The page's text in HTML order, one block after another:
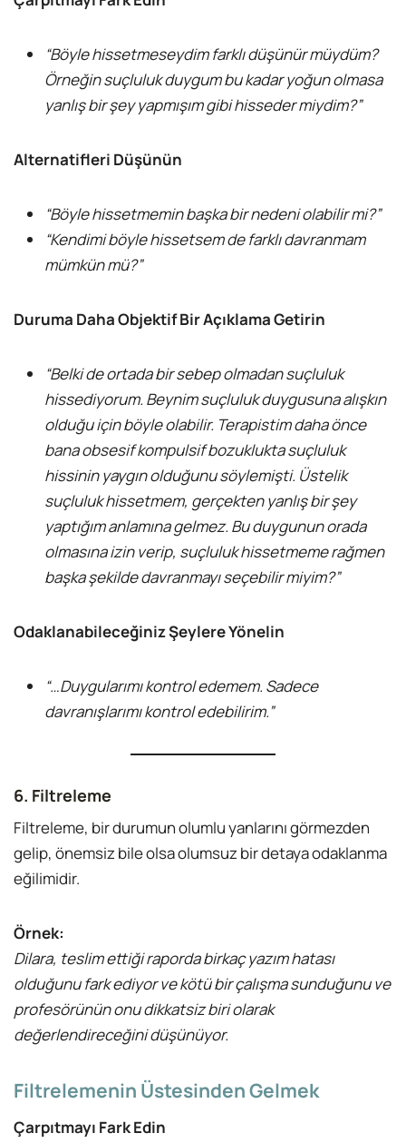
“Böyle hissetmeseydim farklı düşünür müydüm?
Örneğin suçluluk duygum bu kadar yoğun olmasa
yanlış bir şey yapmışım gibi hisseder miydim?”
Alternatifleri Düşünün
“Böyle hissetmemin başka bir nedeni olabilir mi?”
“Kendimi böyle hissetsem de farklı davranmam
mümkün mü?”
Duruma Daha Objektif Bir Açıklama Getirin
“Belki de ortada bir sebep olmadan suçluluk
hissediyorum. Beynim suçluluk duygusuna alışkın
olduğu için böyle olabilir. Terapistim daha önce
bana obsesif kompulsif bozuklukta suçluluk
hissinin yaygın olduğunu söylemişti. Üstelik
suçluluk hissetmem, gerçekten yanlış bir şey
yaptığım anlamına gelmez. Bu duygunun orada
olmasına izin verip, suçluluk hissetmeme rağmen
başka şekilde davranmayı seçebilir miyim?”
Odaklanabileceğiniz Şeylere Yönelin
“…Duygularımı kontrol edemem. Sadece
davranışlarımı kontrol edebilirim.”
6. Filtreleme
Filtreleme, bir durumun olumlu yanlarını görmezden
gelip, önemsiz bile olsa olumsuz bir detaya odaklanma
eğilimidir.
Örnek:
Dilara, teslim ettiği raporda birkaç yazım hatası
olduğunu fark ediyor ve kötü bir çalışma sunduğunu ve
profesörünün onu dikkatsiz biri olarak
değerlendireceğini düşünüyor.
Filtrelemenin Üstesinden Gelmek
Çarpıtmayı Fark Edin